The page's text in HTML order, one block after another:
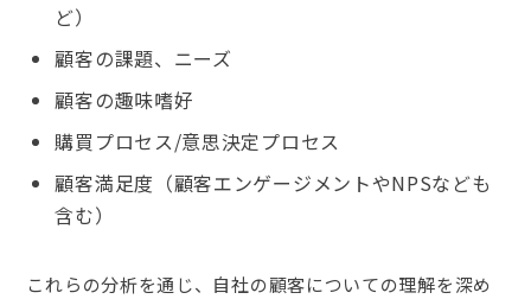
ど）
顧客の課題、ニーズ
顧客の趣味嗜好
購買プロセス/意思決定プロセス
顧客満足度（顧客エンゲージメントやNPSなども
含む）
これらの分析を通じ、自社の顧客についての理解を深め